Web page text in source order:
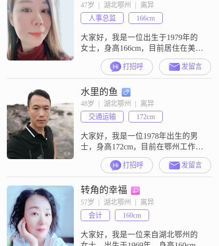
47岁  |  湖北鄂州  |  离异
人事总监
166cm
大家好，我是一位出生于1979年的
女士，身高166cm，目前居住在美丽
的鄂州##3002##我拥有大专学历，
在一家稳定的单位工作，月收入在
3001到5000元之间##3002##我对生
活的态度是温柔体贴，始终认为家
庭是我的第一重心，我非常注重家
庭的和谐与幸福##3002##我追求的
是一种简单而真实的幸福，不喜欢
过于复杂
打招呼 发留言
水里的鱼
48岁  |  湖北鄂州  |  离异
交通运输
172cm
大家好，我是一位1978年出生的男
士，身高172cm，目前在鄂州工作
##3002##我的月收入在3001到5000
元之间，学历是大专##3002##我性
格稳重可靠，责任感强，总是以乐
观积极的态度面对生活##3002##我
成熟稳重，随和易相处，非常重视
家庭，认为家庭是生活的重心
##3002##在生活中，我勤俭节约，
注重平
打招呼 发留言
转角的幸福
57岁  |  湖北鄂州  |  离异
会计
160cm
大家好，我是一位来自湖北鄂州的